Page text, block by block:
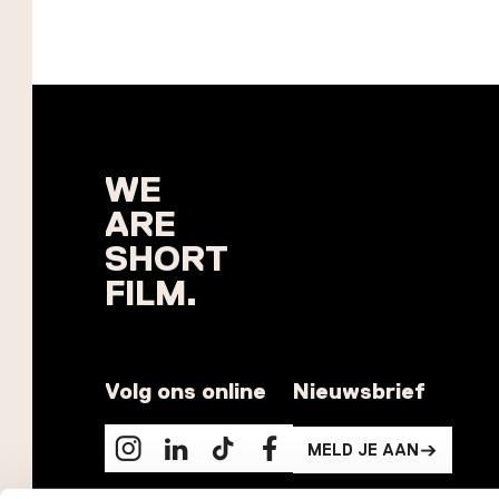
WE
ARE
SHORT
FILM.
Volg ons online Nieuwsbrief
MELD JE AAN